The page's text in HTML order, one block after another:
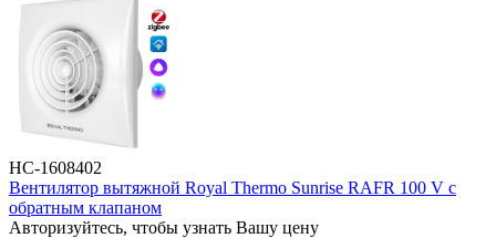
НС-1608402
Вентилятор вытяжной Royal Thermo Sunrise RAFR 100 V с
обратным клапаном
Авторизуйтесь, чтобы узнать Вашу цену